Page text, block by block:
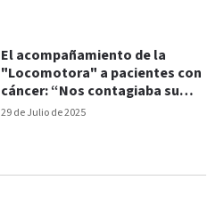
29 de Julio de 2025
El acompañamiento de la
"Locomotora" a pacientes con
cáncer: “Nos contagiaba su
fuerza”